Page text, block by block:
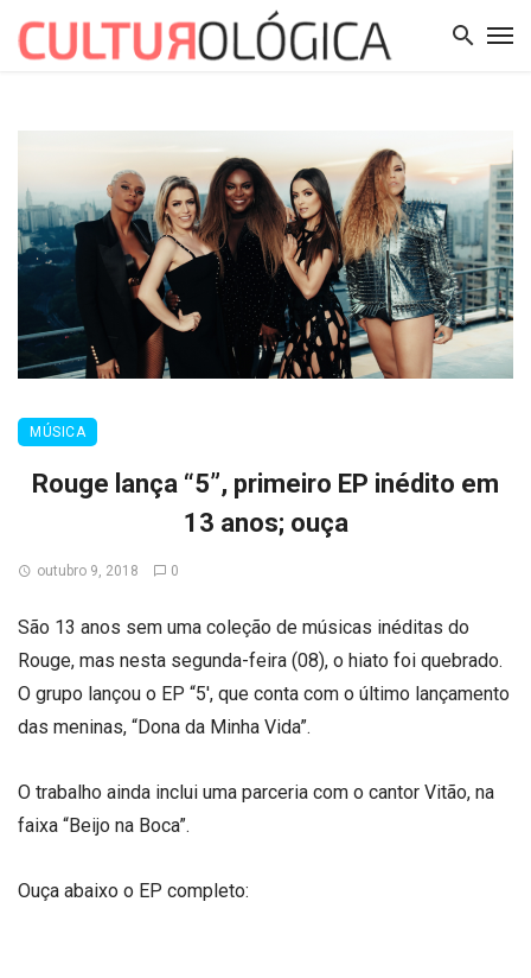
MÚSICA
Rouge lança “5”, primeiro EP inédito em
13 anos; ouça
outubro 9, 2018 0
São 13 anos sem uma coleção de músicas inéditas do
Rouge, mas nesta segunda-feira (08), o hiato foi quebrado.
O grupo lançou o EP “5′, que conta com o último lançamento
das meninas, “Dona da Minha Vida”.
O trabalho ainda inclui uma parceria com o cantor Vitão, na
faixa “Beijo na Boca”.
Ouça abaixo o EP completo: